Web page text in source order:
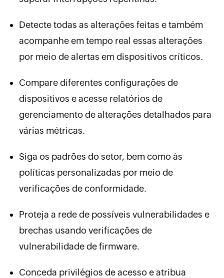
Detecte todas as alterações feitas e também
acompanhe em tempo real essas alterações
por meio de alertas em dispositivos críticos.
Compare diferentes configurações de
dispositivos e acesse relatórios de
gerenciamento de alterações detalhados para
várias métricas.
Siga os padrões do setor, bem como às
políticas personalizadas por meio de
verificações de conformidade.
Proteja a rede de possíveis vulnerabilidades e
brechas usando verificações de
vulnerabilidade de firmware.
Conceda privilégios de acesso e atribua